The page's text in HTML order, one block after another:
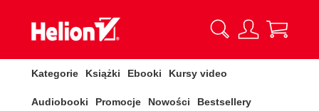
Kategorie Książki Ebooki Kursy video
Audiobooki Promocje Nowości Bestsellery